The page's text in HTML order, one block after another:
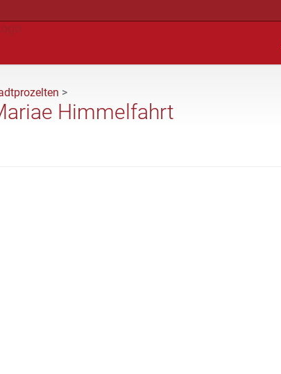
>
Himmelfahrt